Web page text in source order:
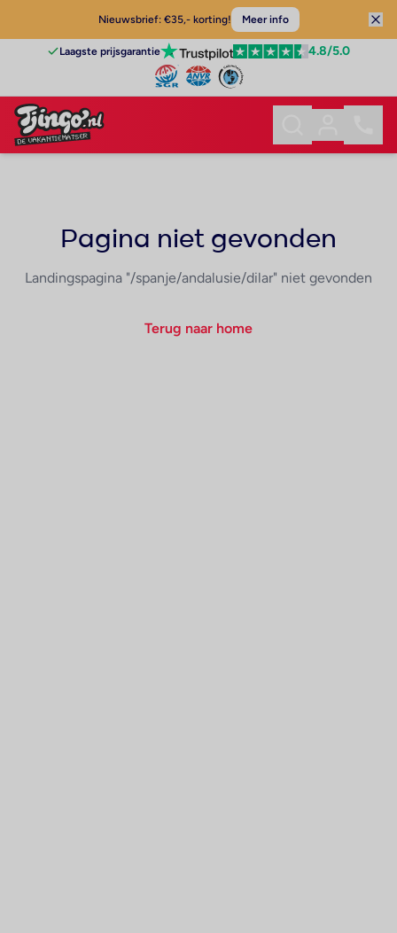
Nieuwsbrief: €35,- korting! Meer info
Laagste prijsgarantie 4.8/5.0
Pagina niet gevonden
Landingspagina "/spanje/andalusie/dilar" niet gevonden
Terug naar home